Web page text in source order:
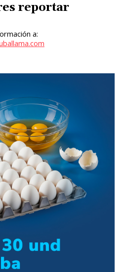
reportar
a: